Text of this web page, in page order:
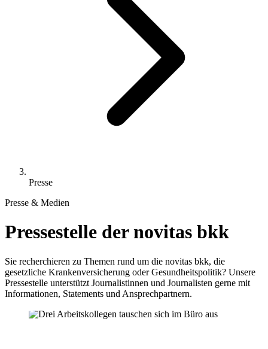
Presse
Presse & Medien
Pressestelle der novitas bkk
Sie recherchieren zu Themen rund um die novitas bkk, die
gesetzliche Krankenversicherung oder Gesundheitspolitik? Unsere
Pressestelle unterstützt Journalistinnen und Journalisten gerne mit
Informationen, Statements und Ansprechpartnern.